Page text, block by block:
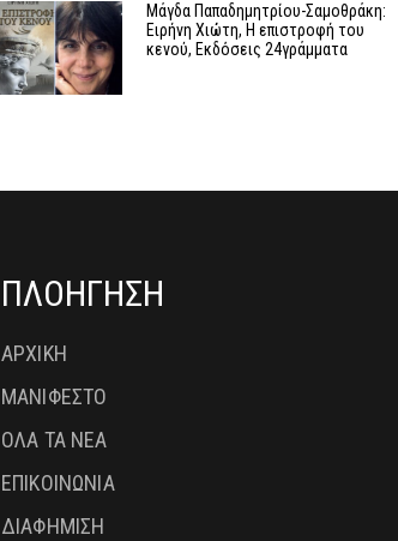
Μάγδα Παπαδημητρίου-Σαμοθράκη:
Ειρήνη Χιώτη, Η επιστροφή του
κενού, Εκδόσεις 24γράμματα
ΠΛΟΗΓΗΣΗ
ΑΡΧΙΚΗ
ΜΑΝΙΦΕΣΤΟ
ΟΛΑ ΤΑ ΝΕΑ
ΕΠΙΚΟΙΝΩΝΙΑ
ΔΙΑΦΗΜΙΣΗ